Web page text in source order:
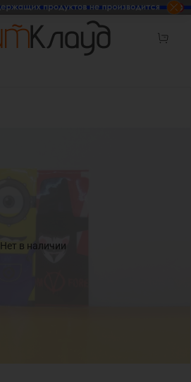
Нет в наличии